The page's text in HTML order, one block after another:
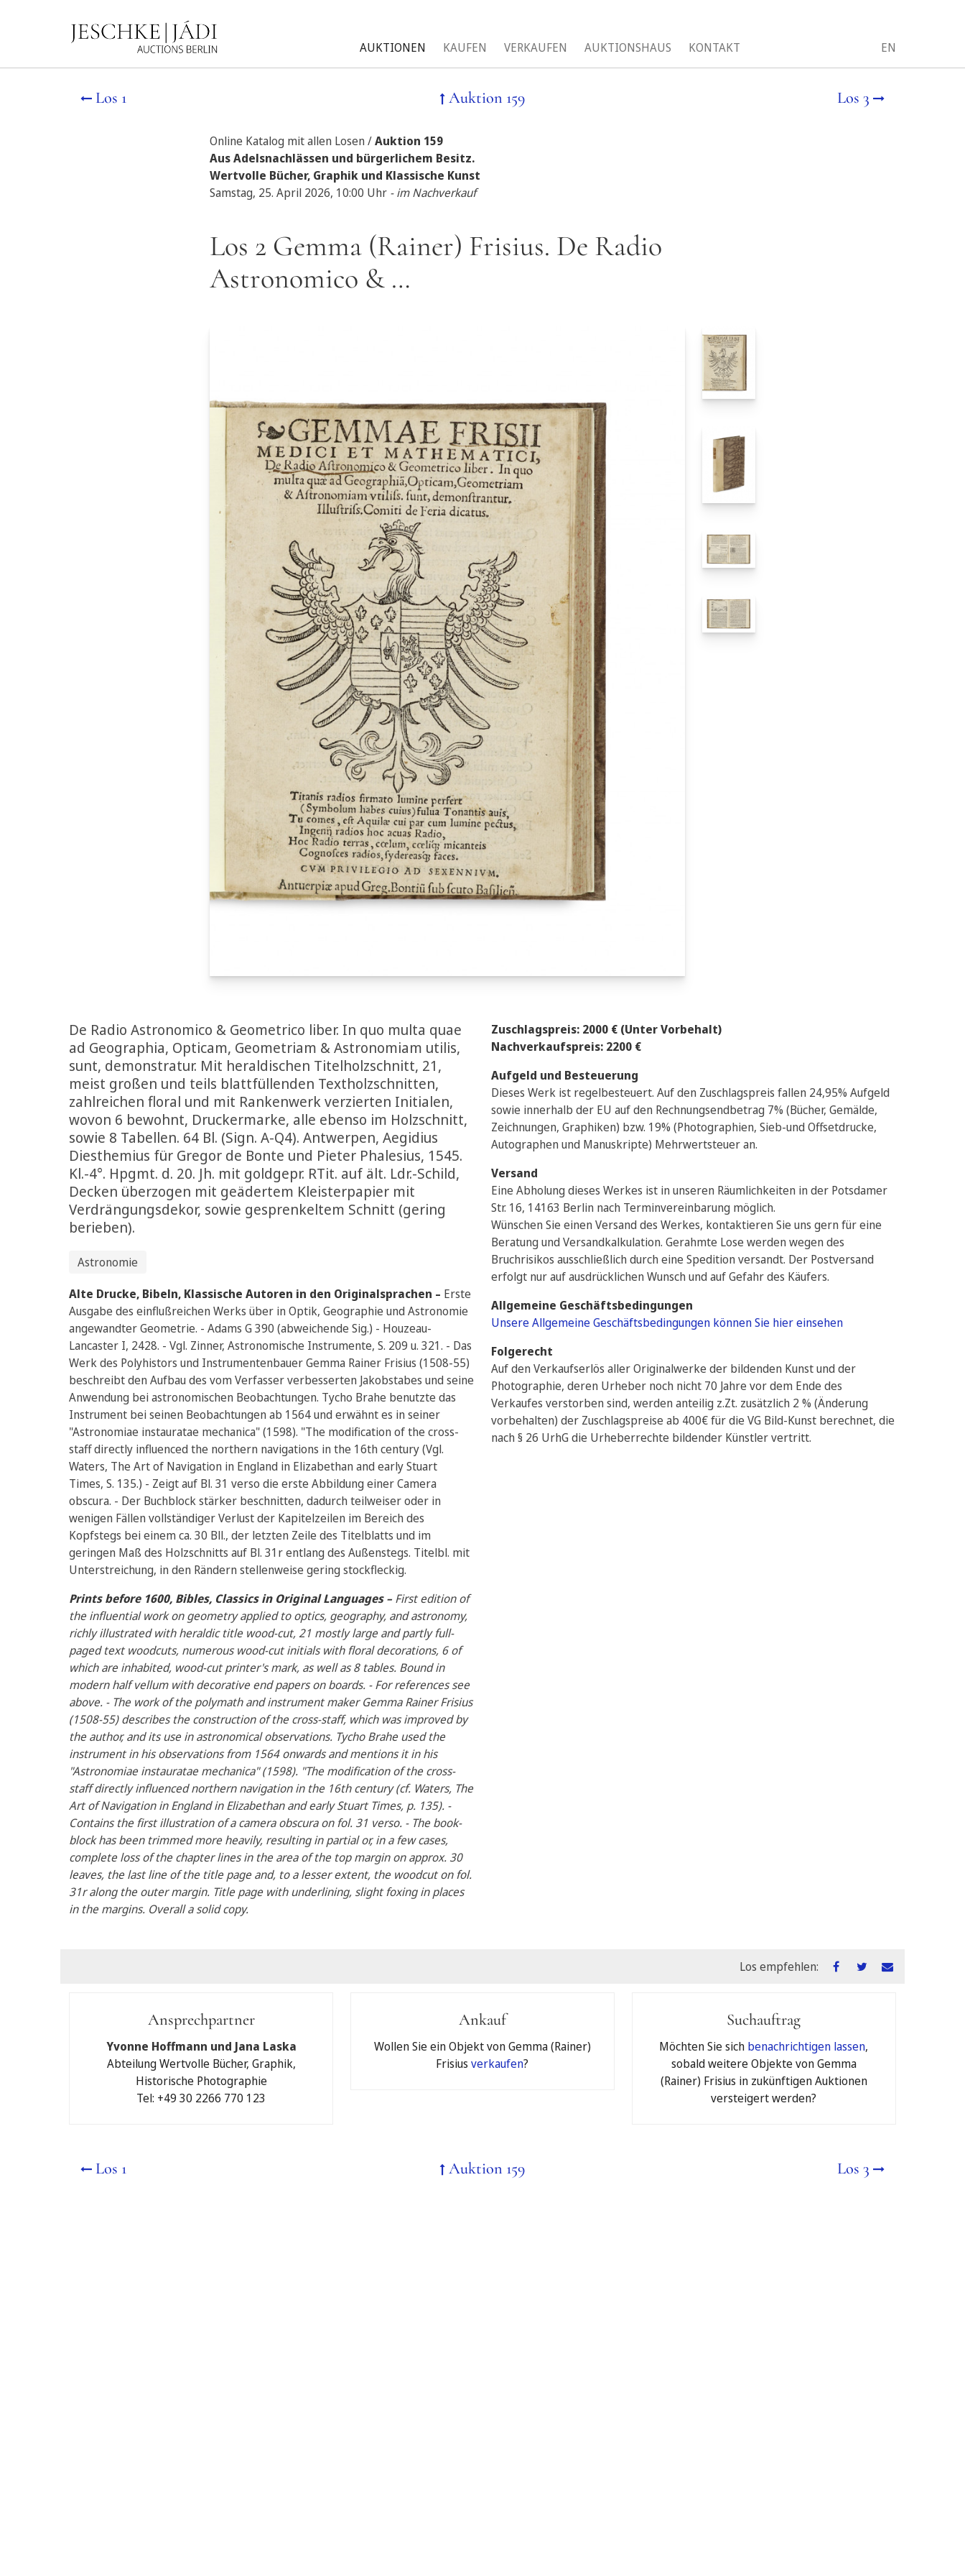
AUKTIONEN KAUFEN VERKAUFEN AUKTIONSHAUS KONTAKT EN
Los 1 Auktion 159 Los 3
Online Katalog mit allen Losen /Auktion 159
Aus Adelsnachlässen und bürgerlichem Besitz.
Wertvolle Bücher, Graphik und Klassische Kunst
Samstag, 25. April 2026, 10:00 Uhr - im Nachverkauf
Los 2 Gemma (Rainer) Frisius. De Radio
Astronomico & …
De Radio Astronomico & Geometrico liber. In quo multa quae
ad Geographia, Opticam, Geometriam & Astronomiam utilis,
sunt, demonstratur. Mit heraldischen Titelholzschnitt, 21,
meist großen und teils blattfüllenden Textholzschnitten,
zahlreichen floral und mit Rankenwerk verzierten Initialen,
wovon 6 bewohnt, Druckermarke, alle ebenso im Holzschnitt,
sowie 8 Tabellen. 64 Bl. (Sign. A-Q4). Antwerpen, Aegidius
Diesthemius für Gregor de Bonte und Pieter Phalesius, 1545.
Kl.-4°. Hpgmt. d. 20. Jh. mit goldgepr. RTit. auf ält. Ldr.-Schild,
Decken überzogen mit geädertem Kleisterpapier mit
Verdrängungsdekor, sowie gesprenkeltem Schnitt (gering
berieben).
Astronomie
Alte Drucke, Bibeln, Klassische Autoren in den Originalsprachen – Erste
Ausgabe des einflußreichen Werks über in Optik, Geographie und Astronomie
angewandter Geometrie. - Adams G 390 (abweichende Sig.) - Houzeau-
Lancaster I, 2428. - Vgl. Zinner, Astronomische Instrumente, S. 209 u. 321. - Das
Werk des Polyhistors und Instrumentenbauer Gemma Rainer Frisius (1508-55)
beschreibt den Aufbau des vom Verfasser verbesserten Jakobstabes und seine
Anwendung bei astronomischen Beobachtungen. Tycho Brahe benutzte das
Instrument bei seinen Beobachtungen ab 1564 und erwähnt es in seiner
"Astronomiae instauratae mechanica" (1598). "The modification of the cross-
staff directly influenced the northern navigations in the 16th century (Vgl.
Waters, The Art of Navigation in England in Elizabethan and early Stuart
Times, S. 135.) - Zeigt auf Bl. 31 verso die erste Abbildung einer Camera
obscura. - Der Buchblock stärker beschnitten, dadurch teilweiser oder in
wenigen Fällen vollständiger Verlust der Kapitelzeilen im Bereich des
Kopfstegs bei einem ca. 30 Bll., der letzten Zeile des Titelblatts und im
geringen Maß des Holzschnitts auf Bl. 31r entlang des Außenstegs. Titelbl. mit
Unterstreichung, in den Rändern stellenweise gering stockfleckig.
Prints before 1600, Bibles, Classics in Original Languages – First edition of
the influential work on geometry applied to optics, geography, and astronomy,
richly illustrated with heraldic title wood-cut, 21 mostly large and partly full-
paged text woodcuts, numerous wood-cut initials with floral decorations, 6 of
which are inhabited, wood-cut printer's mark, as well as 8 tables. Bound in
modern half vellum with decorative end papers on boards. - For references see
above. - The work of the polymath and instrument maker Gemma Rainer Frisius
(1508-55) describes the construction of the cross-staff, which was improved by
the author, and its use in astronomical observations. Tycho Brahe used the
instrument in his observations from 1564 onwards and mentions it in his
"Astronomiae instauratae mechanica" (1598). "The modification of the cross-
staff directly influenced northern navigation in the 16th century (cf. Waters, The
Art of Navigation in England in Elizabethan and early Stuart Times, p. 135). -
Contains the first illustration of a camera obscura on fol. 31 verso. - The book-
block has been trimmed more heavily, resulting in partial or, in a few cases,
complete loss of the chapter lines in the area of the top margin on approx. 30
leaves, the last line of the title page and, to a lesser extent, the woodcut on fol.
31r along the outer margin. Title page with underlining, slight foxing in places
in the margins. Overall a solid copy.
Zuschlagspreis: 2000 € (Unter Vorbehalt)
Nachverkaufspreis: 2200 €
Aufgeld und Besteuerung
Dieses Werk ist regelbesteuert. Auf den Zuschlagspreis fallen 24,95% Aufgeld
sowie innerhalb der EU auf den Rechnungsendbetrag 7% (Bücher, Gemälde,
Zeichnungen, Graphiken) bzw. 19% (Photographien, Sieb-und Offsetdrucke,
Autographen und Manuskripte) Mehrwertsteuer an.
Versand
Eine Abholung dieses Werkes ist in unseren Räumlichkeiten in der Potsdamer
Str. 16, 14163 Berlin nach Terminvereinbarung möglich.
Wünschen Sie einen Versand des Werkes, kontaktieren Sie uns gern für eine
Beratung und Versandkalkulation. Gerahmte Lose werden wegen des
Bruchrisikos ausschließlich durch eine Spedition versandt. Der Postversand
erfolgt nur auf ausdrücklichen Wunsch und auf Gefahr des Käufers.
Allgemeine Geschäftsbedingungen
Unsere Allgemeine Geschäftsbedingungen können Sie hier einsehen
Folgerecht
Auf den Verkaufserlös aller Originalwerke der bildenden Kunst und der
Photographie, deren Urheber noch nicht 70 Jahre vor dem Ende des
Verkaufes verstorben sind, werden anteilig z.Zt. zusätzlich 2 % (Änderung
vorbehalten) der Zuschlagspreise ab 400€ für die VG Bild-Kunst berechnet, die
nach § 26 UrhG die Urheberrechte bildender Künstler vertritt.
Los empfehlen:
möchte ich an Ihrer Auktion teilnehmen.
Schriftliches Maximalgebot
Ansprechpartner
Yvonne Hoffmann und Jana Laska
Abteilung Wertvolle Bücher, Graphik,
Historische Photographie
Tel: +49 30 2266 770 123
Ankauf
Wollen Sie ein Objekt von Gemma (Rainer)
Frisiusverkaufen?
Suchauftrag
Möchten Sie sich benachrichtigen lassen,
sobald weitere Objekte von Gemma
(Rainer) Frisius in zukünftigen Auktionen
versteigert werden?
Los 1 Auktion 159 Los 3